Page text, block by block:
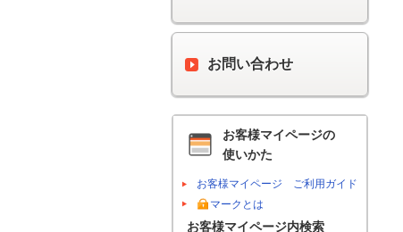
お問い合わせ
お客様マイページの
使いかた
お客様マイページ ご利用ガイド
マークとは
お客様マイページ内検索